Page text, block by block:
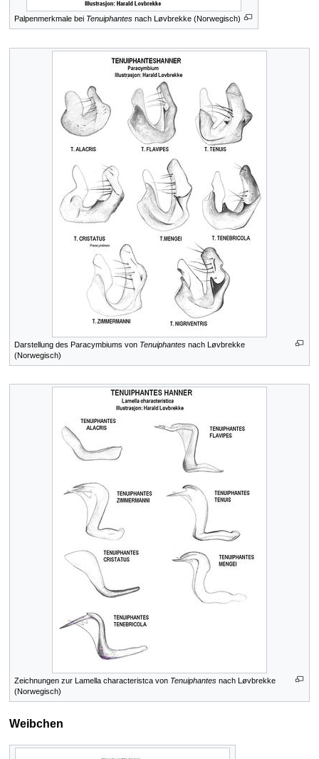
Palpenmerkmale bei Tenuiphantesnach Løvbrekke (Norwegisch)
Darstellung des Paracymbiums von Tenuiphantesnach Løvbrekke
(Norwegisch)
Zeichnungen zur Lamella characteristca von Tenuiphantesnach Løvbrekke
(Norwegisch)
Weibchen